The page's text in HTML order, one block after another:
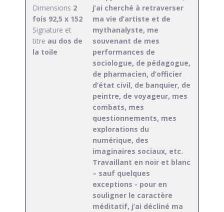
Dimensions 2
fois 92,5 x 152
Signature et
titre au dos de
la toile
j’ai cherché à retraverser
ma vie d’artiste et de
mythanalyste, me
souvenant de mes
performances de
sociologue, de pédagogue,
de pharmacien, d’officier
d’état civil, de banquier, de
peintre, de voyageur, mes
combats, mes
questionnements, mes
explorations du
numérique, des
imaginaires sociaux, etc.
Travaillant en noir et blanc
– sauf quelques
exceptions - pour en
souligner le caractère
méditatif, j’ai décliné ma